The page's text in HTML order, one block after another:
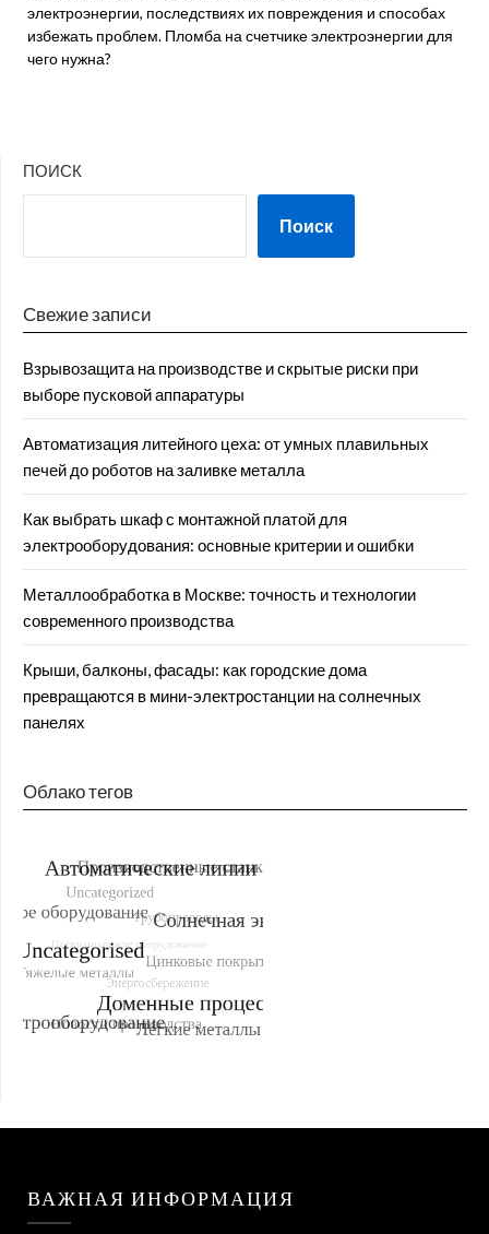
электроэнергии, последствиях их повреждения и способах
избежать проблем. Пломба на счетчике электроэнергии для
чего нужна?
ПОИСК
Поиск
Свежие записи
Взрывозащита на производстве и скрытые риски при
выборе пусковой аппаратуры
Автоматизация литейного цеха: от умных плавильных
печей до роботов на заливке металла
Как выбрать шкаф с монтажной платой для
электрооборудования: основные критерии и ошибки
Металлообработка в Москве: точность и технологии
современного производства
Крыши, балконы, фасады: как городские дома
превращаются в мини-электростанции на солнечных
панелях
Облако тегов
ВАЖНАЯ ИНФОРМАЦИЯ